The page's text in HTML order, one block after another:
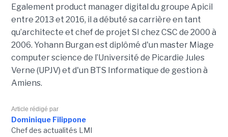
Egalement product manager digital du groupe Apicil
entre 2013 et 2016, il a débuté sa carrière en tant
qu’architecte et chef de projet SI chez CSC de 2000 à
2006. Yohann Burgan est diplômé d'un master Miage
computer science de l’Université de Picardie Jules
Verne (UPJV) et d'un BTS Informatique de gestion à
Amiens.
Article rédigé par
Dominique Filippone
Chef des actualités LMI